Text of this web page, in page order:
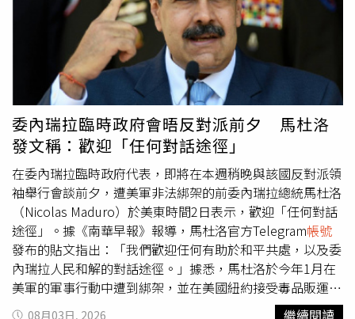
與勾姓女子駭入她IG更改設定，涉犯無故變更他人電磁紀錄
罪。北檢傳喚許姓男子與勾姓女子，兩人確實交往中，
○○○○68是勾姓女子的IG帳號，但她否認用相同的
稱去註冊Gmail信箱，也未登入吳姓女子IG。檢方指出，現
在網路犯罪極為猖獗，個人社群遭別人登入已非難以想像之
事，不能因為相關資訊連結到被告的帳號，就推論一定是被
告盜帳號，何況吳姓女子自己都說，已改過很多次密碼、開
啟IG雙重認證，依然持續收到非本人登入的通知，由於許姓
男子和勾姓女子都從事金融證券業，依據現有證據，無從認
定兩人具有破解密碼、破解雙重認證的專業技能，無法排除
駭客其實是其他人的可能性。至於吳姓女子指稱前男友和現
任女友偷讀訊息並刪除限動，這部分並未提供相關證據，只
有她IG帳號顯示被人試圖登入的警告訊息截圖，所以同樣不
能推斷兩名被告有偷看、偷刪。綁定告訴人IG的○○○○
68@gmail.com ，究竟是不是勾姓女子使用？檢察官認為，
並非每件案子都要不分輕重緩急向Google調取電子信箱用
委內瑞拉臨時政府會晤反對派前夕 馬杜洛
發文稱：歡迎「任何對話途徑」
在委內瑞拉臨時政府代表，即將在本週稍晚與該國反對派領
袖舉行會談前夕，遭美軍非法綁架的前委內瑞拉總統馬杜洛
（Nicolas Maduro）於美東時間2日表示，歡迎「任何對話
途徑」。據《南華早報》報導，馬杜洛官方Telegram帳號
發布的貼文指出：「我們歡迎任何有助於和平共處，以及委
內瑞拉人民和解的對話途徑。」據悉，馬杜洛於今年1月在
美軍的軍事行動中遭到綁架，並在美國紐約接受毒品販運罪
名的審判，目前被關押在布魯克林大都會拘留中心
08月03日, 2026